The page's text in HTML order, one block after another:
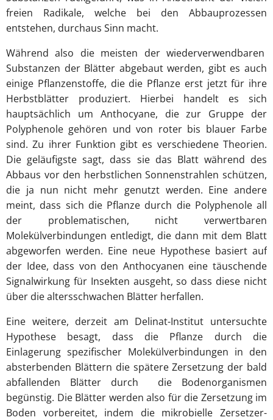
freien Radikale, welche bei den Abbauprozessen
entstehen, durchaus Sinn macht.
Während also die meisten der wiederverwendbaren
Substanzen der Blätter abgebaut werden, gibt es auch
einige Pflanzenstoffe, die die Pflanze erst jetzt für ihre
Herbstblätter produziert. Hierbei handelt es sich
hauptsächlich um Anthocyane, die zur Gruppe der
Polyphenole gehören und von roter bis blauer Farbe
sind. Zu ihrer Funktion gibt es verschiedene Theorien.
Die geläufigste sagt, dass sie das Blatt während des
Abbaus vor den herbstlichen Sonnenstrahlen schützen,
die ja nun nicht mehr genutzt werden. Eine andere
meint, dass sich die Pflanze durch die Polyphenole all
der problematischen, nicht verwertbaren
Molekülverbindungen entledigt, die dann mit dem Blatt
abgeworfen werden. Eine neue Hypothese basiert auf
der Idee, dass von den Anthocyanen eine täuschende
Signalwirkung für Insekten ausgeht, so dass diese nicht
über die altersschwachen Blätter herfallen.
Eine weitere, derzeit am Delinat-Institut untersuchte
Hypothese besagt, dass die Pflanze durch die
Einlagerung spezifischer Molekülverbindungen in den
absterbenden Blättern die spätere Zersetzung der bald
abfallenden Blätter durch die Bodenorganismen
begünstig. Die Blätter werden also für die Zersetzung im
Boden vorbereitet, indem die mikrobielle Zersetzer-